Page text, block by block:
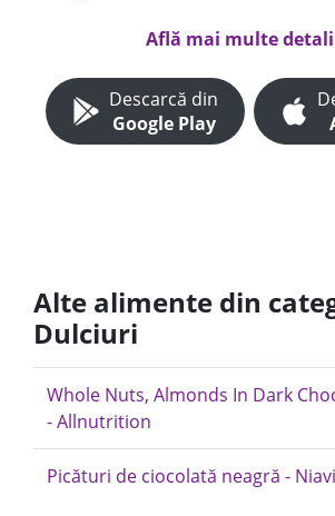
Află mai multe
Descarcă din
Google Play
Alte alimente din
Dulciuri
Whole Nuts, Almonds In Dark
- Allnutrition
Picături de ciocolată neagră -